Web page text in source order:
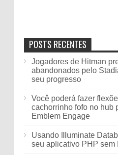
POSTS RECENTES
Jogadores de Hitman
abandonados pelo
seu progresso
Você poderá fazer
cachorrinho fofo no hub
Emblem Engage
Usando Illuminate
seu aplicativo PHP sem